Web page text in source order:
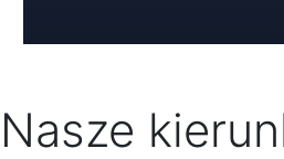
Nasze